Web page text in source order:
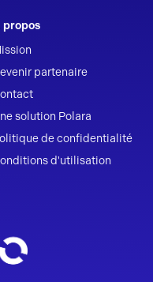
propos
partenaire
solution Polara
de confidentialité
d'utilisation